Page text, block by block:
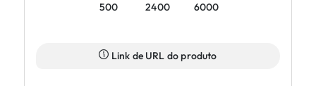
500 2400 6000
Link de URL do produto